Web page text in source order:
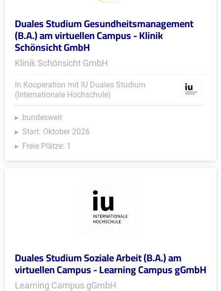
Duales Studium Gesundheitsmanagement
(B.A.) am virtuellen Campus - Klinik
Schönsicht GmbH
Klinik Schönsicht GmbH
In Kooperation mit IU Duales Studium
(Internationale Hochschule)
bundesweit
Start: Oktober 2026
Freie Plätze: 1
Duales Studium Soziale Arbeit (B.A.) am
virtuellen Campus - Learning Campus gGmbH
Learning Campus gGmbH